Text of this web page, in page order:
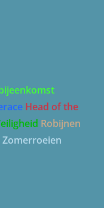
Head of the
Robijnen
Zomerroeien